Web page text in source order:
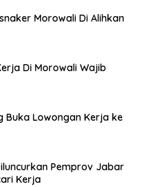
Morowali Di Alihkan
Di Morowali Wajib
Buka Lowongan Kerja ke
Pemprov Jabar
Kerja